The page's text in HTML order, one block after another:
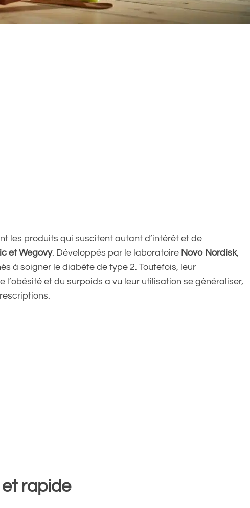
les produits qui suscitent autant d’intérêt et de
et Wegovy. Développés par le laboratoire Novo Nordisk,
à soigner le diabète de type 2. Toutefois, leur
et du surpoids a vu leur utilisation se généraliser,
rapide